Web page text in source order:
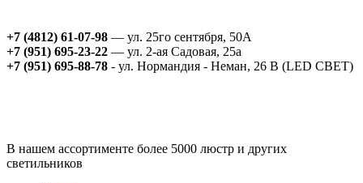
+7 (4812) 61-07-98 — ул. 25го сентября, 50А
+7 (951) 695-23-22 — ул. 2-ая Садовая, 25а
+7 (951) 695-88-78 - ул. Нормандия - Неман, 26 В (LED СВЕТ)
В нашем ассортименте более 5000 люстр и других
светильников